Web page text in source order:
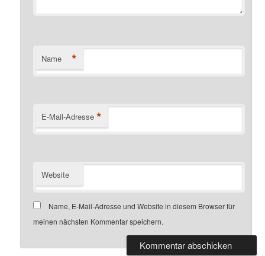
Name *
E-Mail-Adresse *
Website
Name, E-Mail-Adresse und Website in diesem Browser für
meinen nächsten Kommentar speichern.